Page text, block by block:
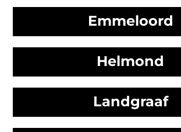
Emmeloord
Helmond
Landgraaf